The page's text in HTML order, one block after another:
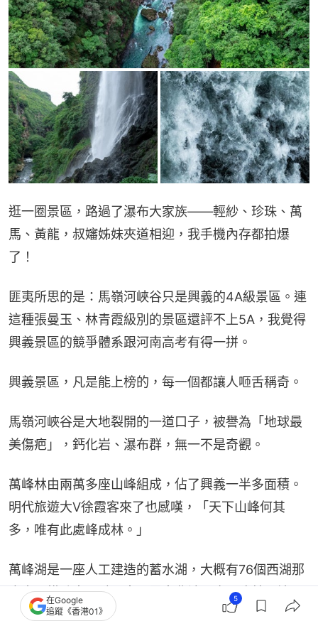
逛一圈景區，路過了瀑布大家族——輕紗、珍珠、萬
馬、黃龍，叔嬸姊妹夾道相迎，我手機內存都拍爆
了！
匪夷所思的是：馬嶺河峽谷只是興義的4A級景區。連
這種張曼玉、林青霞級別的景區還評不上5A，我覺得
興義景區的競爭體系跟河南高考有得一拼。
興義景區，凡是能上榜的，每一個都讓人咂舌稱奇。
馬嶺河峽谷是大地裂開的一道口子，被譽為「地球最
美傷疤」，鈣化岩、瀑布群，無一不是奇觀。
萬峰林由兩萬多座山峰組成，佔了興義一半多面積。
明代旅遊大V徐霞客來了也感嘆，「天下山峰何其
多，唯有此處峰成林。」
萬峰湖是一座人工建造的蓄水湖，大概有76個西湖那
麼大，橫跨貴州黔西南、雲南曲靖、廣西隆林三地。
在Google
追蹤《香港01》
5